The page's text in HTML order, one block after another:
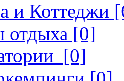
и Коттеджи
отдыха [0]
[0]